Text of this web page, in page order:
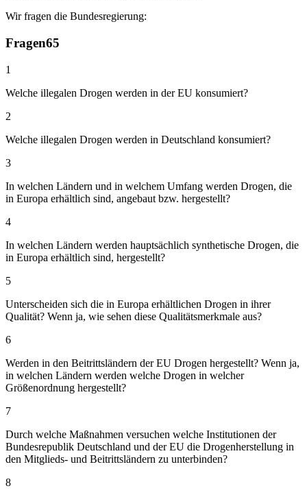
Wir fragen die Bundesregierung:
Fragen65
1
Welche illegalen Drogen werden in der EU konsumiert?
2
Welche illegalen Drogen werden in Deutschland konsumiert?
3
In welchen Ländern und in welchem Umfang werden Drogen, die
in Europa erhältlich sind, angebaut bzw. hergestellt?
4
In welchen Ländern werden hauptsächlich synthetische Drogen, die
in Europa erhältlich sind, hergestellt?
5
Unterscheiden sich die in Europa erhältlichen Drogen in ihrer
Qualität? Wenn ja, wie sehen diese Qualitätsmerkmale aus?
6
Werden in den Beitrittsländern der EU Drogen hergestellt? Wenn ja,
in welchen Ländern werden welche Drogen in welcher
Größenordnung hergestellt?
7
Durch welche Maßnahmen versuchen welche Institutionen der
Bundesrepublik Deutschland und der EU die Drogenherstellung in
den Mitglieds- und Beitrittsländern zu unterbinden?
8